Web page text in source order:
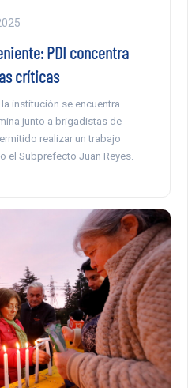
PDI concentra
críticas
institución se encuentra
junto a brigadistas de
realizar un trabajo
el Subprefecto Juan Reyes.